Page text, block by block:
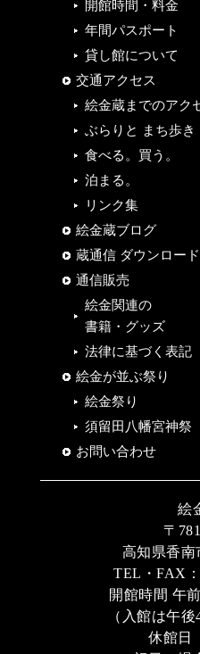
開館時間・料金
年間パスポート
貸し館について
交通アクセス
絵金蔵までのアク
ぶらりと まち歩き
食べる。買う。
泊まる。
リンク集
絵金蔵ブログ
蔵通信 ダウンロード
通信販売
絵金関連の
書籍・グッズ
法律に基づく表記
絵金が並ぶ祭り
絵金祭り
須留田八幡宮神祭
お問い合わせ
絵
〒
高知県香南
TEL・FAX
開館時間 午
（入館は午後
休館日